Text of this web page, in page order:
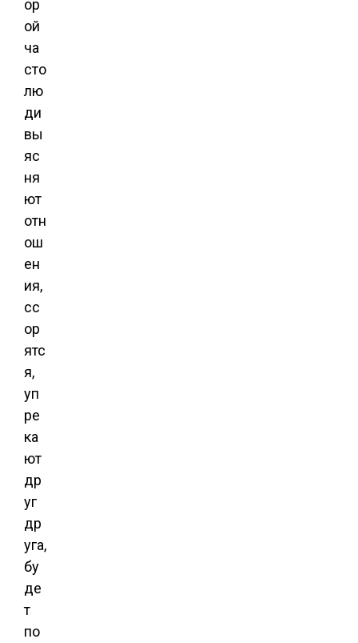
ор
ой
ча
сто
лю
ди
вы
яс
ня
ют
отн
ош
ен
ия,
сс
ор
ятс
я,
уп
ре
ка
ют
др
уг
др
уга,
бу
де
т
по